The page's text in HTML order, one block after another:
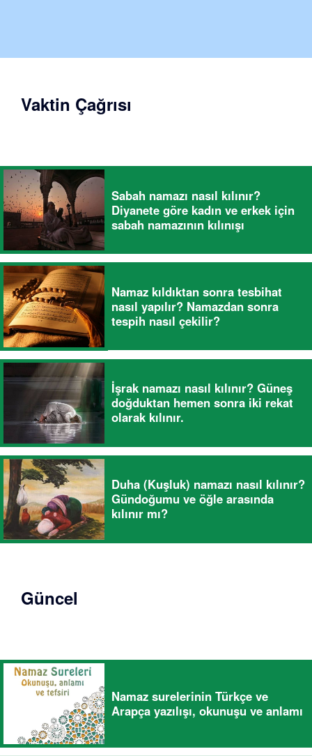
Vaktin Çağrısı
Sabah namazı nasıl kılınır?
Diyanete göre kadın ve erkek için
sabah namazının kılınışı
Namaz kıldıktan sonra tesbihat
nasıl yapılır? Namazdan sonra
tespih nasıl çekilir?
İşrak namazı nasıl kılınır? Güneş
doğduktan hemen sonra iki rekat
olarak kılınır.
Duha (Kuşluk) namazı nasıl kılınır?
Gündoğumu ve öğle arasında
kılınır mı?
Güncel
Namaz surelerinin Türkçe ve
Arapça yazılışı, okunuşu ve anlamı